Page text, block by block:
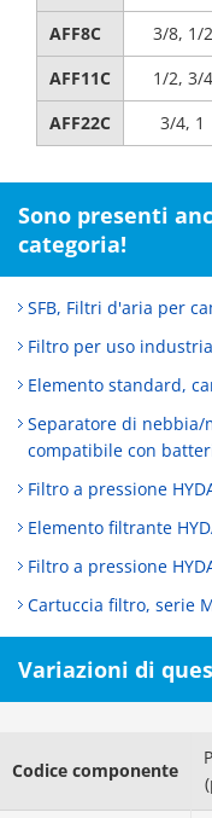
AFF8C
3/8, 1/2
AFF11C
1/2, 3/4
AFF22C
3/4, 1
Sono presenti
categoria!
SFB, Filtri d'aria per
Filtro per uso
Elemento standard,
Separatore di
compatibile con
Filtro a pressione
Elemento filtrante
Filtro a pressione
Cartuccia filtro, serie
Variazioni di
Codice componente